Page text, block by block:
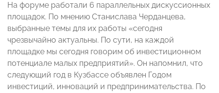
На форуме работали 6 параллельных дискуссионных
площадок. По мнению Станислава Черданцева,
выбранные темы для их работы «сегодня
чрезвычайно актуальны. По сути, на каждой
площадке мы сегодня говорим об инвестиционном
потенциале малых предприятий». Он напомнил, что
следующий год в Кузбассе объявлен Годом
инвестиций, инноваций и предпринимательства. По